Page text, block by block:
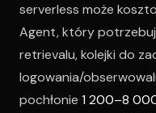
serverless może
Agent, który
retrievalu, kolejki do
logowania/
pochłonie 1 200–8